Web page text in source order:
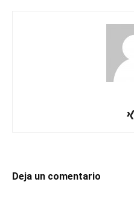
Deja un comentario